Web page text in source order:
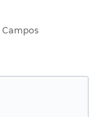
Campos